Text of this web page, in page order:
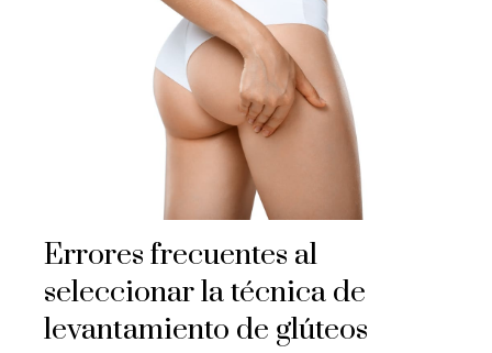
Errores frecuentes al
seleccionar la técnica de
levantamiento de glúteos